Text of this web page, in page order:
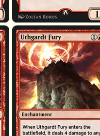
Fureur uthgardt